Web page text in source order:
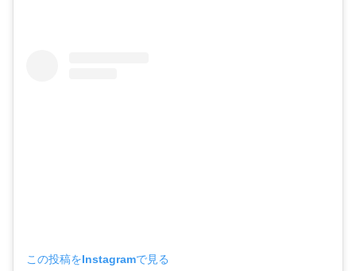
この投稿をInstagramで見る